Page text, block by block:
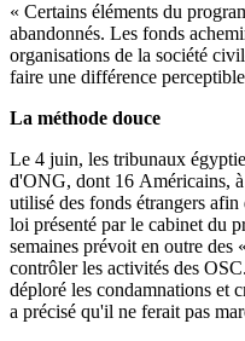
« Certains éléments du
abandonnés. Les fonds
organisations de la société
faire une différence
La méthode douce
Le 4 juin, les tribunaux
d'ONG, dont 16 Américains,
utilisé des fonds étrangers
loi présenté par le cabinet du
semaines prévoit en outre
contrôler les activités des
déploré les condamnations et
a précisé qu'il ne ferait pas